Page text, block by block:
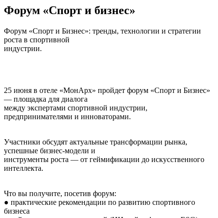
Форум «Спорт и бизнес»
Форум «Спорт и Бизнес»: тренды, технологии и стратегии
роста в спортивной
индустрии.
25 июня в отеле «МонАрх» пройдет форум «Спорт и Бизнес»
— площадка для диалога
между экспертами спортивной индустрии,
предпринимателями и инноваторами.
Участники обсудят актуальные трансформации рынка,
успешные бизнес‑модели и
инструменты роста — от геймификации до искусственного
интеллекта.
Что вы получите, посетив форум:
● практические рекомендации по развитию спортивного
бизнеса